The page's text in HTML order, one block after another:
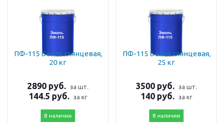
ПФ-115 Белая глянцевая,
20 кг
2890 руб. за шт.
144.5 руб. за кг
В наличии
ПФ-115 Белая глянцевая,
25 кг
3500 руб. за шт.
140 руб. за кг
В наличии